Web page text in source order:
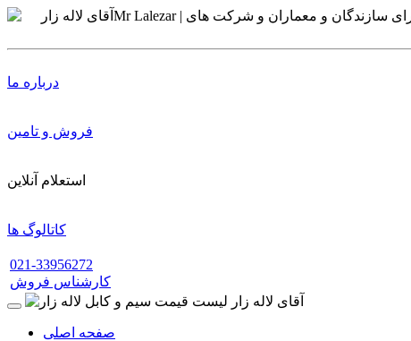
درباره ما
فروش و تامین
استعلام آنلاین
کاتالوگ ها
021-33956272
کارشناس فروش
صفحه اصلی